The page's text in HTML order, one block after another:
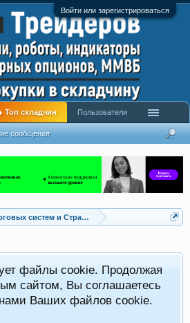
Войти или зарегистрироваться
систем и Стратегий
файлы cookie. Продолжая
сайтом, Вы соглашаетесь
Ваших файлов cookie.
сообщения
Топ складчин Пользователи